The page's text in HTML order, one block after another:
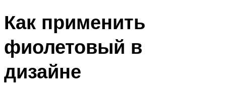
Как применить
фиолетовый в
дизайне